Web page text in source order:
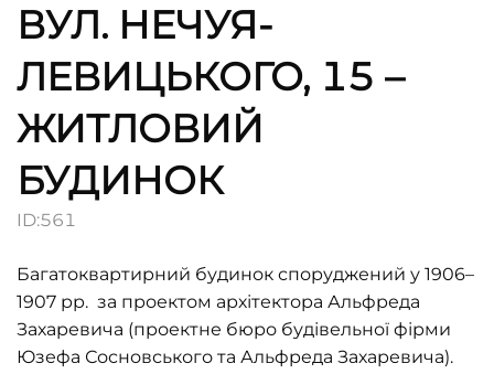
ВУЛ. НЕЧУЯ-
ЛЕВИЦЬКОГО, 15 –
ЖИТЛОВИЙ
БУДИНОК
ID:561
Багатоквартирний будинок споруджений у 1906–
1907 рр. за проектом архітектора Альфреда
Захаревича (проектне бюро будівельної фірми
Юзефа Сосновського та Альфреда Захаревича).